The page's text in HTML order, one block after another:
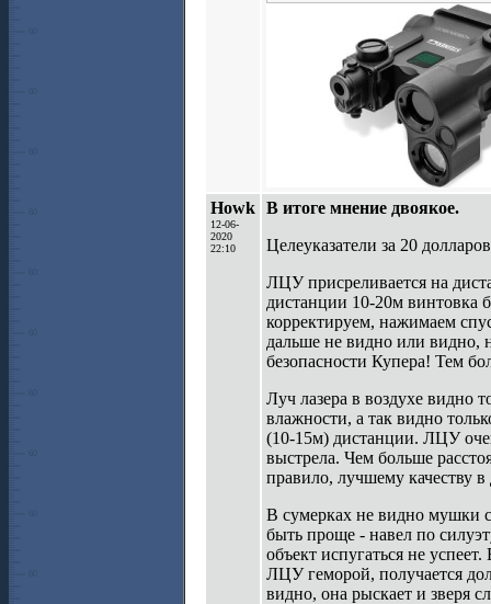
Howk
12-06-
2020
22:10
В итоге мнение двоякое.
Целеуказатели за 20
ЛЦУ присреливается на
дистанции 10-20м винтовка
корректируем, нажимаем
дальше не видно или видно,
безопасности Купера! Тем
Луч лазера в воздухе видно
влажности, а так видно
(10-15м) дистанции. ЛЦУ
выстрела. Чем больше
правило, лучшему качеству
В сумерках не видно мушки с
быть проще - навел по
объект испугаться не
ЛЦУ геморой, получается
видно, она рыскает и зверя